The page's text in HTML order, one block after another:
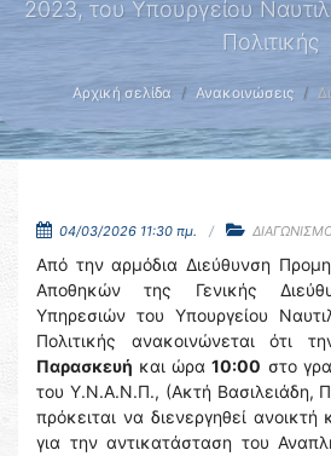
2023, του Υπουργείου
Πολιτικής
Αρχική σελίδα Ανακοινώσεις
04/03/2026 11:30 πμ.
Από την αρμόδια Διεύθυνση
Αποθηκών της Γενικής
Υπηρεσιών του Υπουργείου
Πολιτικής ανακοινώνεται ότι
Παρασκευή και ώρα10:00 στο
του Υ.Ν.Α.Ν.Π., (Ακτή Βασιλειάδη,
πρόκειται να διενεργηθεί
για την αντικατάσταση του